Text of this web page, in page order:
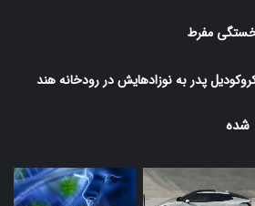
خستگی مفرط
پدر به نوزادهایش در رودخانه هند
شده